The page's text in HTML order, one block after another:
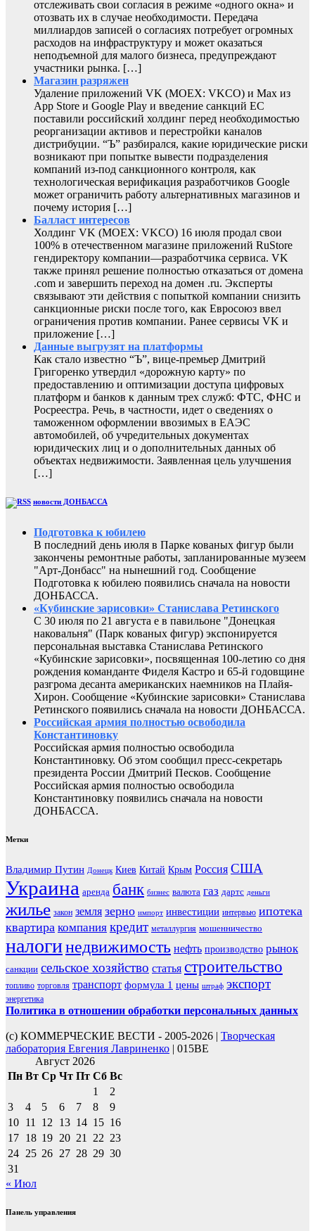
отслеживать свои согласия в режиме «одного окна» и
отозвать их в случае необходимости. Передача
миллиардов записей о согласиях потребует огромных
расходов на инфраструктуру и может оказаться
неподъемной для малого бизнеса, предупреждают
участники рынка. […]
Магазин разряжен
Удаление приложений VK (MOEX: VKCO) и Max из
App Store и Google Play и введение санкций ЕС
поставили российский холдинг перед необходимостью
реорганизации активов и перестройки каналов
дистрибуции. “Ъ” разбирался, какие юридические риски
возникают при попытке вывести подразделения
компаний из-под санкционного контроля, как
технологическая верификация разработчиков Google
может ограничить работу альтернативных магазинов и
почему история […]
Балласт интересов
Холдинг VK (MOEX: VKCO) 16 июля продал свои
100% в отечественном магазине приложений RuStore
гендиректору компании—разработчика сервиса. VK
также принял решение полностью отказаться от домена
.com и завершить переход на домен .ru. Эксперты
связывают эти действия с попыткой компании снизить
санкционные риски после того, как Евросоюз ввел
ограничения против компании. Ранее сервисы VK и
приложение […]
Данные выгрузят на платформы
Как стало известно “Ъ”, вице-премьер Дмитрий
Григоренко утвердил «дорожную карту» по
предоставлению и оптимизации доступа цифровых
платформ и банков к данным трех служб: ФТС, ФНС и
Росреестра. Речь, в частности, идет о сведениях о
таможенном оформлении ввозимых в ЕАЭС
автомобилей, об учредительных документах
юридических лиц и о дополнительных данных об
объектах недвижимости. Заявленная цель улучшения
[…]
новости ДОНБАССА
Подготовка к юбилею
В последний день июля в Парке кованых фигур были
закончены ремонтные работы, запланированные музеем
"Арт-Донбасс" на нынешний год. Сообщение
Подготовка к юбилею появились сначала на новости
ДОНБАССА.
«Кубинские зарисовки» Станислава Ретинского
С 30 июля по 21 августа е в павильоне "Донецкая
наковальня" (Парк кованых фигур) экспонируется
персональная выставка Станислава Ретинского
«Кубинские зарисовки», посвященная 100-летию со дня
рождения команданте Фиделя Кастро и 65-й годовщине
разгрома десанта американских наемников на Плайя-
Хирон. Сообщение «Кубинские зарисовки» Станислава
Ретинского появились сначала на новости ДОНБАССА.
Российская армия полностью освободила
Константиновку
Российская армия полностью освободила
Константиновку. Об этом сообщил пресс-секретарь
президента России Дмитрий Песков. Сообщение
Российская армия полностью освободила
Константиновку появились сначала на новости
ДОНБАССА.
Метки
Владимир Путин Донецк Киев Китай Крым Россия США
Украина аренда банк бизнес валюта газ дартс деньги
жилье закон земля зерно импорт инвестиции интервью ипотека
квартира компания кредит металлургия мошенничество
налогинедвижимость нефть производство рынок
санкции сельское хозяйство статья строительство
топливо торговля транспорт формула 1 цены штраф экспорт
энергетика
Политика в отношении обработки персональных данных
(с) КОММЕРЧЕСКИЕ ВЕСТИ - 2005-2026 | Творческая
лаборатория Евгения Лавриненко | 015BE
Август 2026
Пн Вт Ср Чт Пт Сб Вс
1
2
3
4 5 6 7 8
9
10 11 12 13 14 15 16
17 18 19 20 21 22 23
24 25 26 27 28 29 30
31
« Июл
Панель управления